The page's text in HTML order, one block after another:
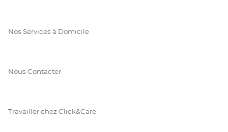
Nos Services à Domicile
Nous Contacter
Travailler chez Click&Care